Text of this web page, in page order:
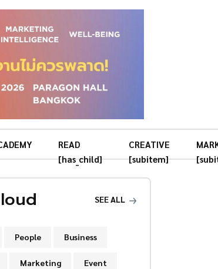
READ
[has_child]
CREATIVE
[subitem]
SEE ALL
People Business
Marketing Event